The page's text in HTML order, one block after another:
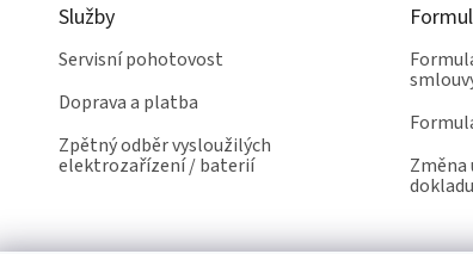
Služby
Servisní pohotovost
Doprava a platba
Zpětný odběr vysloužilých
elektrozařízení / baterií
Změna